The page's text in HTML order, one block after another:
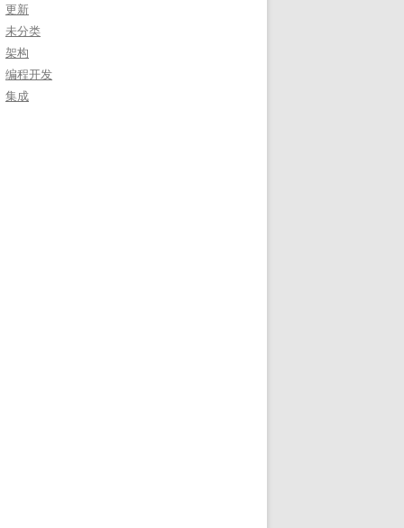
更新
未分类
架构
编程开发
集成